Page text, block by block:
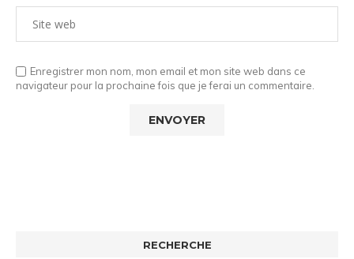
Enregistrer mon nom, mon email et mon site web dans ce
navigateur pour la prochaine fois que je ferai un commentaire.
RECHERCHE